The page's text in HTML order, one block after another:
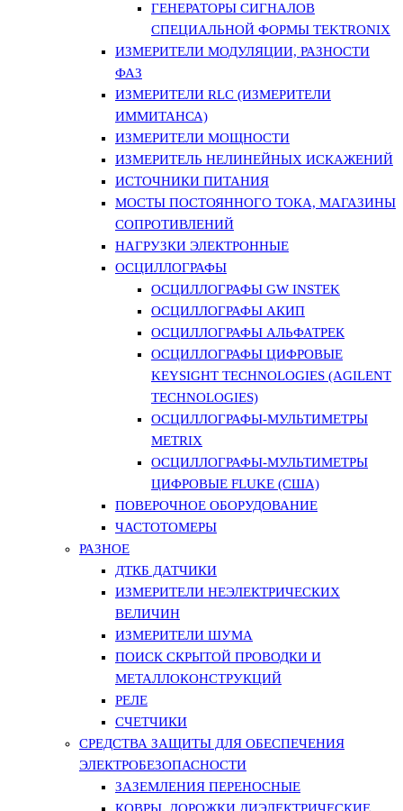
ГЕНЕРАТОРЫ СИГНАЛОВ
СПЕЦИАЛЬНОЙ ФОРМЫ TEKTRONIX
ИЗМЕРИТЕЛИ МОДУЛЯЦИИ, РАЗНОСТИ
ФАЗ
ИЗМЕРИТЕЛИ RLC (ИЗМЕРИТЕЛИ
ИММИТАНСА)
ИЗМЕРИТЕЛИ МОЩНОСТИ
ИЗМЕРИТЕЛЬ НЕЛИНЕЙНЫХ ИСКАЖЕНИЙ
ИСТОЧНИКИ ПИТАНИЯ
МОСТЫ ПОСТОЯННОГО ТОКА, МАГАЗИНЫ
СОПРОТИВЛЕНИЙ
НАГРУЗКИ ЭЛЕКТРОННЫЕ
ОСЦИЛЛОГРАФЫ
ОСЦИЛЛОГРАФЫ GW INSTEK
ОСЦИЛЛОГРАФЫ АКИП
ОСЦИЛЛОГРАФЫ АЛЬФАТРЕК
ОСЦИЛЛОГРАФЫ ЦИФРОВЫЕ
KEYSIGHT TECHNOLOGIES (AGILENT
TECHNOLOGIES)
ОСЦИЛЛОГРАФЫ-МУЛЬТИМЕТРЫ
METRIX
ОСЦИЛЛОГРАФЫ-МУЛЬТИМЕТРЫ
ЦИФРОВЫЕ FLUKE (США)
ПОВЕРОЧНОЕ ОБОРУДОВАНИЕ
ЧАСТОТОМЕРЫ
РАЗНОЕ
ДТКБ ДАТЧИКИ
ИЗМЕРИТЕЛИ НЕЭЛЕКТРИЧЕСКИХ
ВЕЛИЧИН
ИЗМЕРИТЕЛИ ШУМА
ПОИСК СКРЫТОЙ ПРОВОДКИ И
МЕТАЛЛОКОНСТРУКЦИЙ
РЕЛЕ
СЧЕТЧИКИ
СРЕДСТВА ЗАЩИТЫ ДЛЯ ОБЕСПЕЧЕНИЯ
ЭЛЕКТРОБЕЗОПАСНОСТИ
ЗАЗЕМЛЕНИЯ ПЕРЕНОСНЫЕ